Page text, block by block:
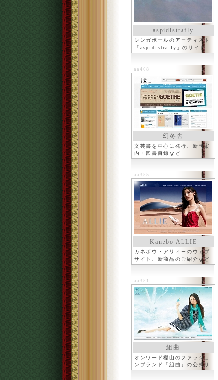
aspidistrafly
シンガポールのアーティスト
「aspidistrafly」のサイト
aa468
幻冬舎
文芸書を中心に発行、新刊案
内・図書目録など
aa355
Kanebo ALLIE
カネボウ・アリィーのウェブ
サイト、新商品のご紹介など
aa351
組曲
オンワード樫山のファッショ
ンブランド「組曲」の公式サ
イト